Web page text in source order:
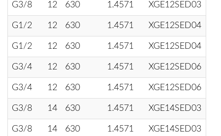
G3/8 12 630 1.4571 XGE12SED03
G1/2 12 630 1.4571 XGE12SED04
G1/2 12 630 1.4571 XGE12SED04
G3/4 12 630 1.4571 XGE12SED06
G3/4 12 630 1.4571 XGE12SED06
G3/8 14 630 1.4571 XGE14SED03
G3/8 14 630 1.4571 XGE14SED03